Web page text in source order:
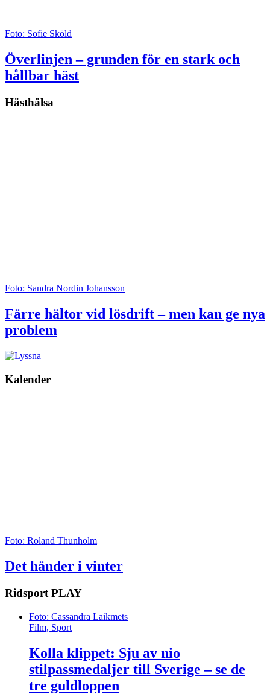
Foto: Sofie Sköld
Överlinjen – grunden för en stark och
hållbar häst
Hästhälsa
Foto: Sandra Nordin Johansson
Färre hältor vid lösdrift – men kan ge nya
problem
Kalender
Foto: Roland Thunholm
Det händer i vinter
RidsportPLAY
Foto: Cassandra Laikmets
Film, Sport
Kolla klippet: Sju av nio
stilpassmedaljer till Sverige – se de
tre guldloppen